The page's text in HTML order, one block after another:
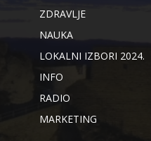
ZDRAVLJE
NAUKA
LOKALNI IZBORI 2024.
INFO
RADIO
MARKETING